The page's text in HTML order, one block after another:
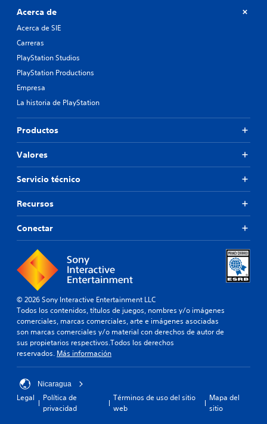
Acerca de
Acerca de SIE
Carreras
PlayStation Studios
PlayStation Productions
Empresa
La historia de PlayStation
Productos
Valores
Servicio técnico
Recursos
Conectar
© 2026 Sony Interactive Entertainment LLC
Todos los contenidos, títulos de juegos, nombres y/o imágenes
comerciales, marcas comerciales, arte e imágenes asociadas
son marcas comerciales y/o material con derechos de autor de
sus propietarios respectivos.Todos los derechos
reservados. Más información
Nicaragua
Legal
Política de
privacidad
Términos de uso del sitio
web
Mapa del
sitio